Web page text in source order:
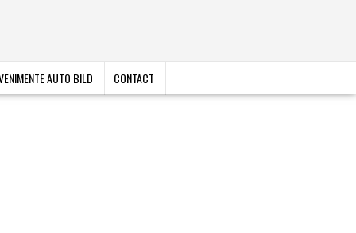
AUTO BILD CONTACT